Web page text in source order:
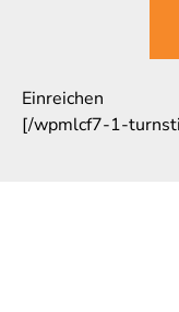
Einreichen
[/wpmlcf7-1-